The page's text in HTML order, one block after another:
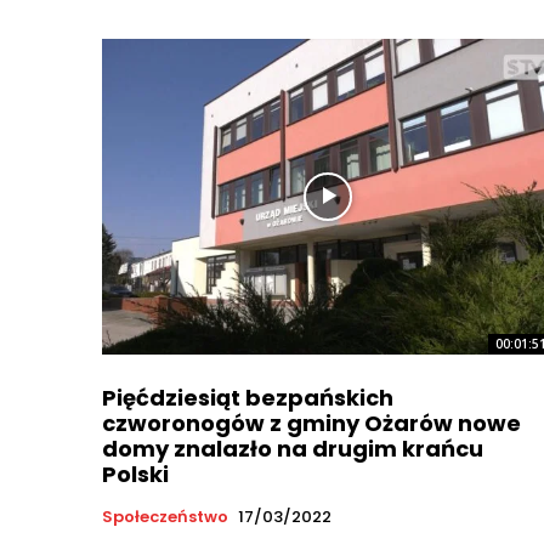
Pięćdziesiąt bezpańskich
czworonogów z gminy Ożarów nowe
domy znalazło na drugim krańcu
Polski
Społeczeństwo 17/03/2022